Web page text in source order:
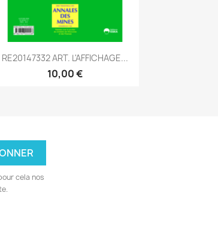
Aperçu rapide
RE20147332 ART. L'AFFICHAGE...
10,00 €
cela nos